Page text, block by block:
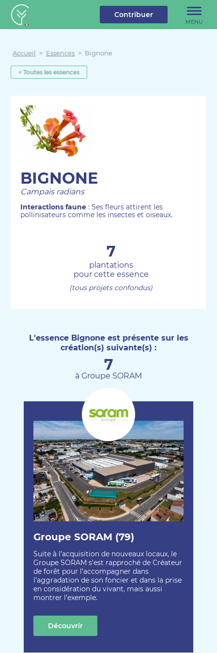
Créateur de forêt
MENU
Contribuer
Accueil > Essences > Bignone
< Toutes les essences
BIGNONE
Campais radians
Interactions faune : Ses fleurs attirent les
pollinisateurs comme les insectes et oiseaux.
7
plantations
pour cette essence
(tous projets confondus)
L'essence Bignone est présente sur les
création(s) suivante(s) :
7
à Groupe SORAM
Groupe SORAM (79)
Suite à l’acquisition de nouveaux locaux, le
Groupe SORAM s’est rapproché de Créateur
de forêt pour l’accompagner dans
l’aggradation de son foncier et dans la prise
en considération du vivant, mais aussi
montrer l’exemple.
Découvrir